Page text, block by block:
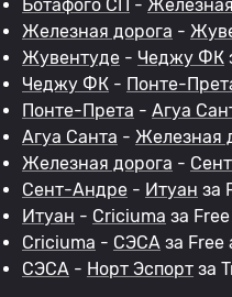
Ботафого СП -
Железная дорога -
Жувентуде - Чеджу ФК
Чеджу ФК - Понте-
Понте-Прета - Агуа
Агуа Санта - Железная
Железная дорога -
Сент-Андре - Итуан за
Итуан - Criciuma за
Criciuma - СЭСА за Free
СЭСА - Норт Эспорт за